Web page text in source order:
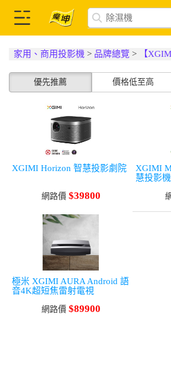
家用、商用投影機 > 品牌總覽 > 【
優先推薦 價格低至高
XGIMI Horizon 智慧投影劇院
網路價 $39800
XGIMI
慧投影機
極米 XGIMI AURA Android 語
音4K超短焦雷射電視
網路價 $89900